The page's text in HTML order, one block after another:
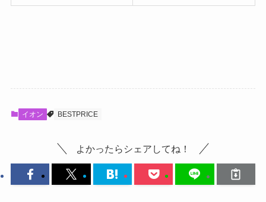
イオン BESTPRICE
よかったらシェアしてね！